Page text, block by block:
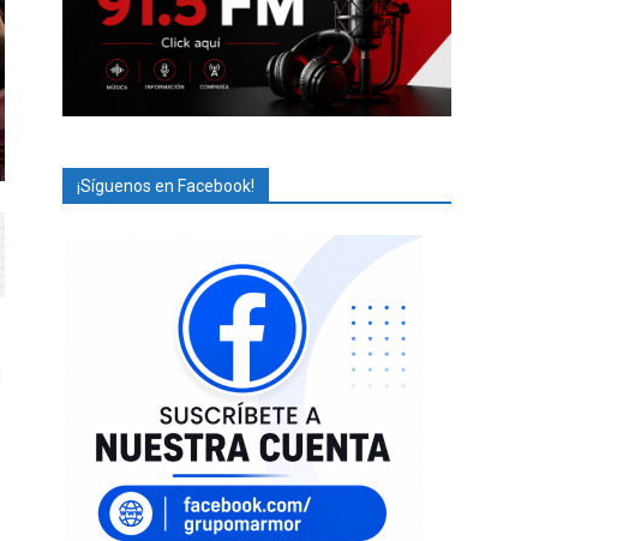
¡Síguenos en Facebook!